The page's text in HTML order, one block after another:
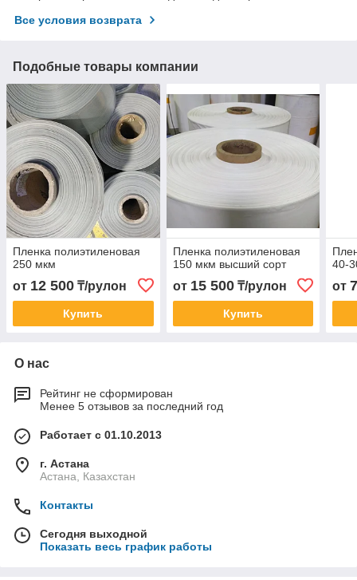
Все условия возврата
Подобные товары компании
Пленка полиэтиленовая
250 мкм
от 12 500 ₸/рулон
Купить
Пленка полиэтиленовая
150 мкм высший сорт
от 15 500₸/рулон
Купить
40-
от
О нас
Рейтинг не сформирован
Менее 5 отзывов за последний год
Работает с 01.10.2013
г. Астана
Астана, Казахстан
Контакты
Сегодня выходной
Показать весь график работы